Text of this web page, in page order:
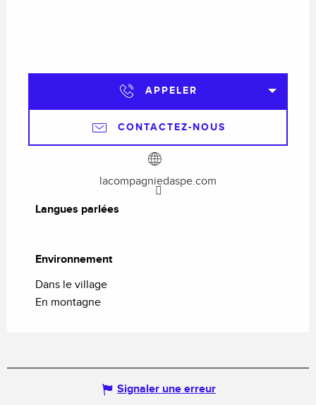
APPELER
CONTACTEZ-NOUS
lacompagniedaspe.com
Langues parlées
Langues parlées
Environnement
Environnement
Dans le village
En montagne
Signaler une erreur